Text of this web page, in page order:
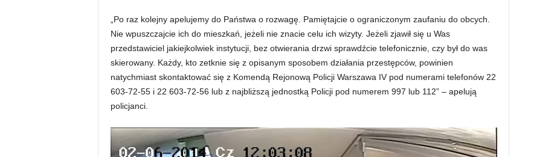
„Po raz kolejny apelujemy do Państwa o rozwagę. Pamiętajcie o ograniczonym zaufaniu do obcych.
Nie wpuszczajcie ich do mieszkań, jeżeli nie znacie celu ich wizyty. Jeżeli zjawił się u Was
przedstawiciel jakiejkolwiek instytucji, bez otwierania drzwi sprawdźcie telefonicznie, czy był do was
skierowany. Każdy, kto zetknie się z opisanym sposobem działania przestępców, powinien
natychmiast skontaktować się z Komendą Rejonową Policji Warszawa IV pod numerami telefonów 22
603-72-55 i 22 603-72-56 lub z najbliższą jednostką Policji pod numerem 997 lub 112” – apelują
policjanci.